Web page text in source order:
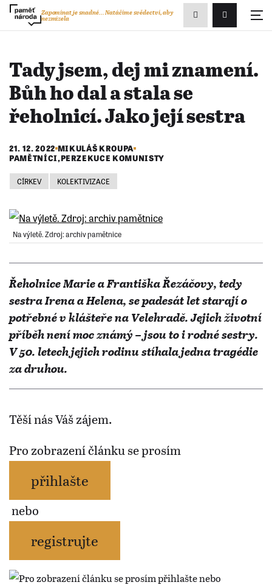
Přihlášení/
Zapomínat je snadné...Natáčíme svědectví, aby
nezmizela
Zobrazit
vyhledávání
Tady jsem, dej mi znamení.
Bůh ho dal a stala se
řeholnicí. Jako její sestra
21. 12. 2022 MIKULÁŠ KROUPA
PAMĚTNÍCI,PERZEKUCE KOMUNISTY
CÍRKEV KOLEKTIVIZACE
Na výletě. Zdroj: archiv pamětnice
Řeholnice Marie a Františka Řezáčovy, tedy
sestra Irena a Helena, se padesát let starají o
potřebné v klášteře na Velehradě. Jejich životní
příběh není moc známý – jsou to i rodné sestry.
V 50. letech jejich rodinu stíhala jedna tragédie
za druhou.
Těší nás Váš zájem.
Pro zobrazení článku se prosím
přihlašte
nebo
registrujte